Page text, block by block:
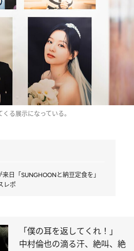
る展示になっている。
来日「SUNGHOONと納豆定食を」
レポ
「僕の耳を返してくれ！」
中村倫也の滴る汗、絶叫、絶